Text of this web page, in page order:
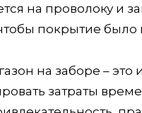
на проволоку и
покрытие
на заборе –
затраты